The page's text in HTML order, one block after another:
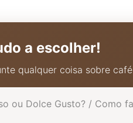
a escolher!
qualquer coisa sobre